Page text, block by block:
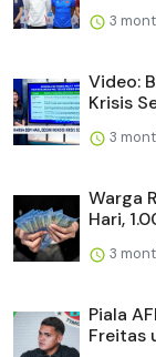
3
Video:
Krisis
3
Warga
Hari,
3
Piala
Freitas